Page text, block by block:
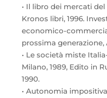
• Il libro dei mercati
Kronos libri, 1996.
economico-
prossima generazione,
• Le società miste
Milano, 1989, Edito in
1990.
• Autonomia